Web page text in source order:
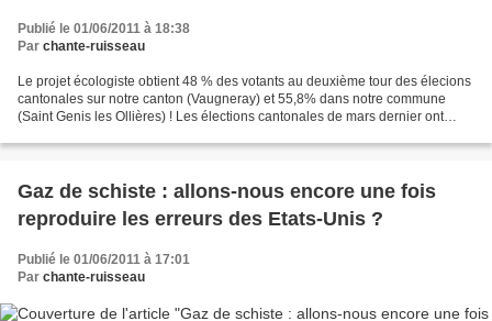
Publié le 01/06/2011 à 18:38
Par chante-ruisseau
Le projet écologiste obtient 48 % des votants au deuxième tour des élecions
cantonales sur notre canton (Vaugneray) et 55,8% dans notre commune
(Saint Genis les Ollières) ! Les élections cantonales de mars dernier ont
Gaz de schiste : allons-nous encore une fois
reproduire les erreurs des Etats-Unis ?
Publié le 01/06/2011 à 17:01
Par chante-ruisseau